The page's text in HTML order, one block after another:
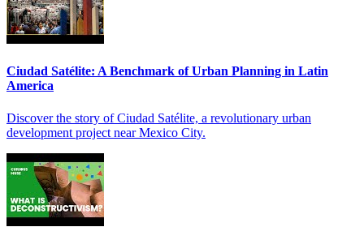
Ciudad Satélite: A Benchmark of Urban Planning in Latin
America
Discover the story of Ciudad Satélite, a revolutionary urban
development project near Mexico City.